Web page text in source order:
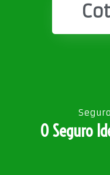
O Seguro